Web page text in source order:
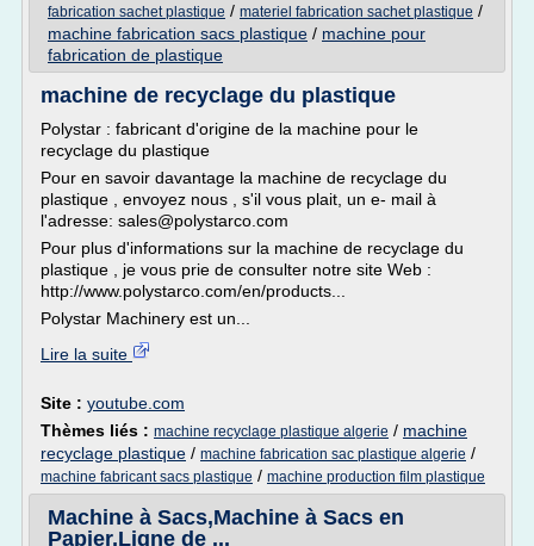
fabrication sachet plastique / materiel fabrication sachet plastique /
machine fabrication sacs plastique / machine pour
fabrication de plastique
machine de recyclage du plastique
Polystar : fabricant d'origine de la machine pour le
recyclage du plastique
Pour en savoir davantage la machine de recyclage du
plastique , envoyez nous , s'il vous plait, un e- mail à
l'adresse: sales@polystarco.com
Pour plus d'informations sur la machine de recyclage du
plastique , je vous prie de consulter notre site Web :
http://www.polystarco.com/en/products...
Polystar Machinery est un...
Lire la suite
Site : youtube.com
Thèmes liés : machine recyclage plastique algerie / machine
recyclage plastique / machine fabrication sac plastique algerie /
machine fabricant sacs plastique / machine production film plastique
Machine à Sacs,Machine à Sacs en
Papier,Ligne de ...